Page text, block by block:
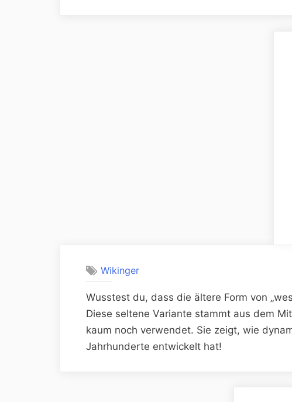
Wikinger
Wusstest du, dass die ältere Form von
Diese seltene Variante stammt aus dem
kaum noch verwendet. Sie zeigt, wie
Jahrhunderte entwickelt hat!